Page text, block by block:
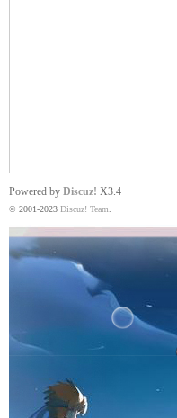
魔
Powered by Discuz! X3.4
© 2001-2023 Discuz! Team